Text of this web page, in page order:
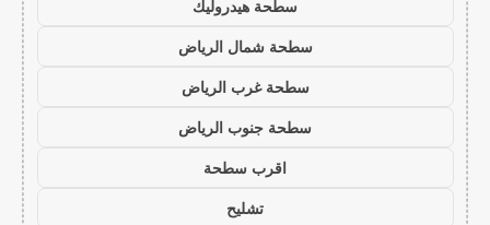
سطحة هيدروليك
سطحة شمال الرياض
سطحة غرب الرياض
سطحة جنوب الرياض
اقرب سطحة
تشليح